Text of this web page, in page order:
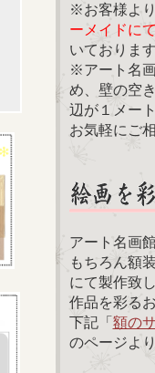
※お客様よ
ーメイドに
いておりま
※アート名
め、壁の空
辺が１メー
お気軽にご
アート名画
もちろん額
にて製作致
作品を彩る
下記「額の
のページよ